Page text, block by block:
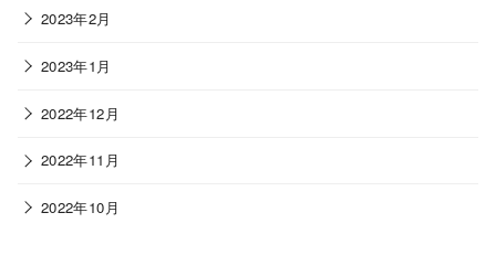
2023年2月
2023年1月
2022年12月
2022年11月
2022年10月